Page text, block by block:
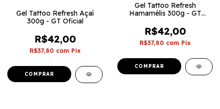
Gel Tattoo Refresh Açaí
300g - GT Oficial
R$42,00
R$37,80 com Pix
Gel Tattoo Refresh
Hamamélis 300g - GT
R$42,00
R$37,80 com Pix